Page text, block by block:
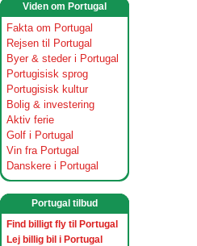
Viden om Portugal
Fakta om Portugal
Rejsen til Portugal
Byer & steder i Portugal
Portugisisk sprog
Portugisisk kultur
Bolig & investering
Aktiv ferie
Golf i Portugal
Vin fra Portugal
Danskere i Portugal
Portugal tilbud
Find billigt fly til Portugal
Lej billig bil i Portugal